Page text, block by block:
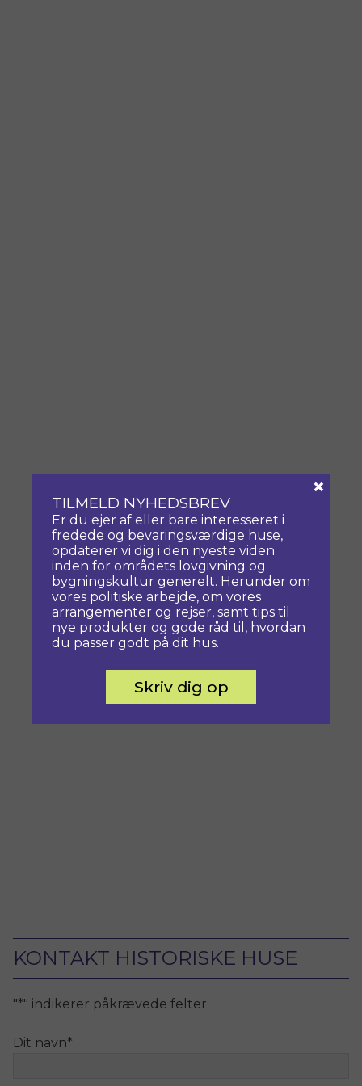
KONTAKT HISTORISKE HUSE
"*" indikerer påkrævede felter
Dit navn*
TILMELD NYHEDSBREV
Er du ejer af eller bare interesseret i
fredede og bevaringsværdige huse,
opdaterer vi dig i den nyeste viden
inden for områdets lovgivning og
bygningskultur generelt. Herunder om
vores politiske arbejde, om vores
arrangementer og rejser, samt tips til
nye produkter og gode råd til, hvordan
du passer godt på dit hus.
Skriv dig op
×